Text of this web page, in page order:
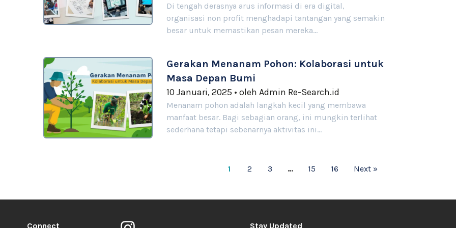
Di tengah derasnya arus informasi di era digital,
organisasi non profit menghadapi tantangan yang semakin
besar untuk memastikan pesan mereka…
Gerakan Menanam Pohon: Kolaborasi untuk
Masa Depan Bumi
10 Januari, 2025 •oleh Admin Re-Search.id
Menanam pohon adalah langkah kecil yang membawa
manfaat besar. Bagi sebagian orang, ini mungkin terlihat
sederhana tetapi sebenarnya aktivitas ini…
1 2 3 … 15 16 Next »
Connect Stay Updated